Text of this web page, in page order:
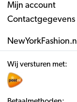
Mijn account
Contactgegevens
NewYorkFashion.nl
Wij versturen met: